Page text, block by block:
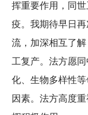
挥重要作用，同
疫。我期待早日
流，加深相互了
工复产。法方愿
化、生物多样性
因素。法方高度